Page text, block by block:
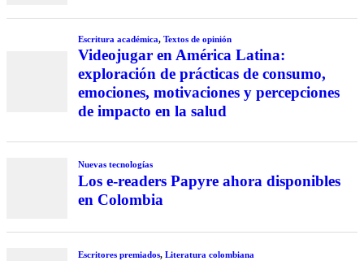
Escritura académica, Textos de opinión
Videojugar en América Latina:
exploración de prácticas de consumo,
emociones, motivaciones y percepciones
de impacto en la salud
Nuevas tecnologías
Los e-readers Papyre ahora disponibles
en Colombia
Escritores premiados, Literatura colombiana